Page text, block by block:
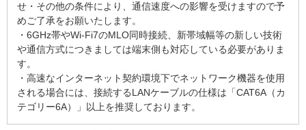
せ・その他の条件により、通信速度への影響を受けますので予
めご了承をお願いたします。
・6GHz帯やWi-Fi7のMLO同時接続、新帯域幅等の新しい技術
や通信方式につきましては端末側も対応している必要がありま
す。
・高速なインターネット契約環境下でネットワーク機器を使用
される場合には、接続するLANケーブルの仕様は「CAT6A（カ
テゴリー6A）」以上を推奨しております。